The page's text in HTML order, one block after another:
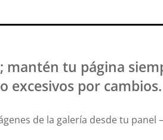
tu página
excesivos por cambios.
de la galería desde tu